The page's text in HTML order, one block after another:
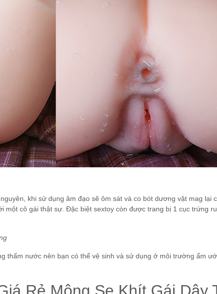
khi sử dụng âm đạo sẽ ôm sát và co bót dương vật mag lại
cô gái thật sự. Đặc biệt sextoy còn được trang bị 1 cục trứng
thấm nước nên bạn có thể vệ sinh và sử dụng ở môi trường ẩm
Rẻ Mông Se Khít Gái Dậy